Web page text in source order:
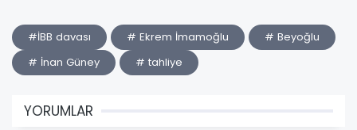
#İBB davası # Ekrem İmamoğlu
# Beyoğlu
# İnan Güney
# tahliye
YORUMLAR